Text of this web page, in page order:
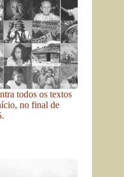
todos os textos
no final de